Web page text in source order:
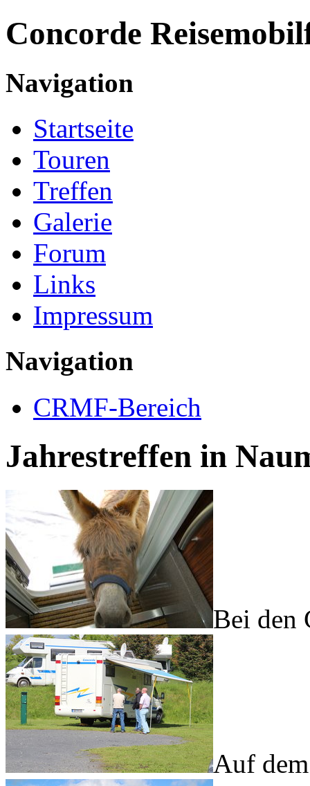
Concorde
Navigation
Startseite
Touren
Treffen
Galerie
Forum
Links
Impressum
Navigation
CRMF-Bereich
Jahrestreffen in
Bei den
Auf